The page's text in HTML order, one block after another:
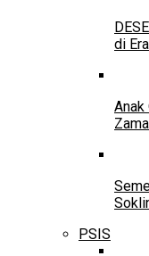
di
Anak
PSIS